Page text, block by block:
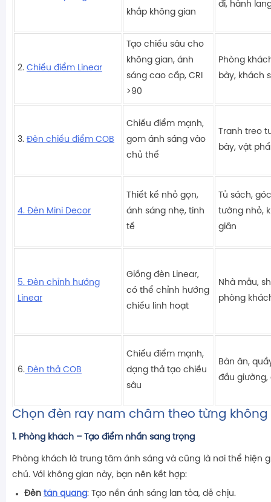
khắp không gian
đi, hành
2. Chiếu điểm Linear
Tạo chiều sâu cho
không gian, ánh
sáng cao cấp, CRI
>90
Phòng
bày, khách
3. Đèn chiếu điểm COB
Chiếu điểm mạnh,
gom ánh sáng vào
chủ thể
Tranh treo
bày, vật
4. Đèn Mini Decor
Thiết kế nhỏ gọn,
ánh sáng nhẹ, tinh
tế
Tủ sách,
tường nhỏ,
giãn
5. Đèn chỉnh hướng
Linear
Giống đèn Linear,
có thể chỉnh hướng
chiếu linh hoạt
Nhà mẫu,
phòng
6. Đèn thả COB
Chiếu điểm mạnh,
dạng thả tạo chiều
sâu
Bàn ăn,
đầu
Chọn đèn ray nam châm theo từng
1. Phòng khách – Tạo điểm nhấn sang trọng
Phòng khách là trung tâm ánh sáng và cũng là nơi thể hiện
chủ. Với không gian này, bạn nên kết hợp:
Đèn tán quang: Tạo nền ánh sáng lan tỏa, dễ chịu.